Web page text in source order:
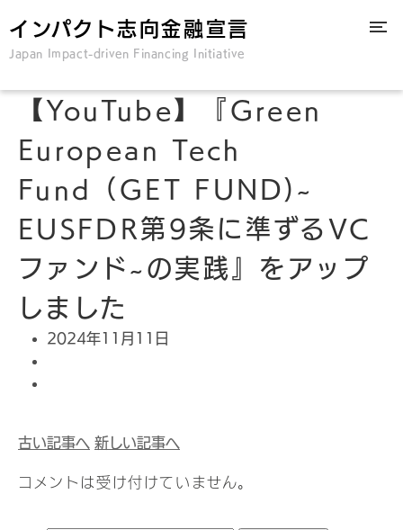
インパクト志向金融宣言
Japan Impact-driven Financing Initiative
【YouTube】『Green
European Tech
Fund（GET FUND)~
EUSFDR第9条に準ずるVC
ファンド~の実践』をアップ
しました
2024年11月11日
古い記事へ 新しい記事へ
コメントは受け付けていません。